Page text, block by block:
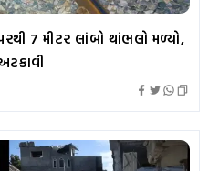
7 મીટર લાંબો થાંભલો મળ્યો,